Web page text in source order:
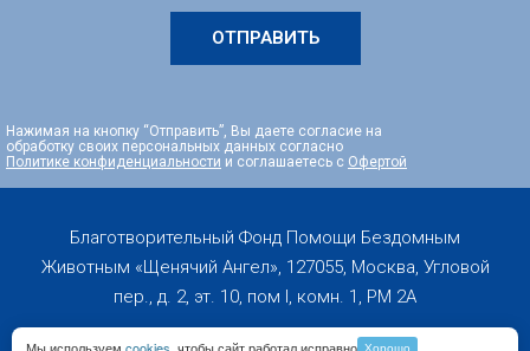
ОТПРАВИТЬ
Нажимая на кнопку “Отправить”, Вы даете согласие на
обработку своих персональных данных согласно
Политике конфиденциальности и соглашаетесь с Офертой
Благотворительный Фонд Помощи Бездомным
Животным «Щенячий Ангел», 127055, Москва, Угловой
пер., д. 2, эт. 10, пом I, комн. 1, PM 2А
Хорошо